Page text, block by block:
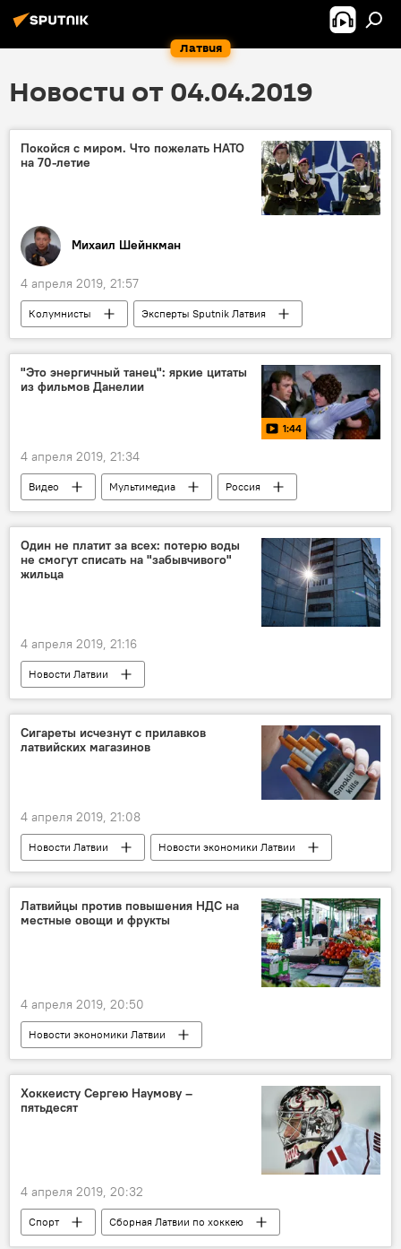
Латвия
Новости от 04.04.2019
Покойся с миром. Что пожелать НАТО
на 70-летие
Михаил Шейнкман
4 апреля 2019, 21:57
Колумнисты
Эксперты Sputnik Латвия
НАТО на балтийском фланге
НАТО
"Это энергичный танец": яркие цитаты
из фильмов Данелии
1:44
4 апреля 2019, 21:34
Видео Мультимедиа Россия
Один не платит за всех: потерю воды
не смогут списать на "забывчивого"
жильца
4 апреля 2019, 21:16
Новости Латвии
Сигареты исчезнут с прилавков
латвийских магазинов
4 апреля 2019, 21:08
Новости Латвии
Новости экономики Латвии
Латвия
курение Сейм
Латвийцы против повышения НДС на
местные овощи и фрукты
4 апреля 2019, 20:50
Новости экономики Латвии
Налоговая реформа в Латвии
НДС
фрукты
Латвия
овощи
Хоккеисту Сергею Наумову –
пятьдесят
4 апреля 2019, 20:32
Спорт Сборная Латвии по хоккею